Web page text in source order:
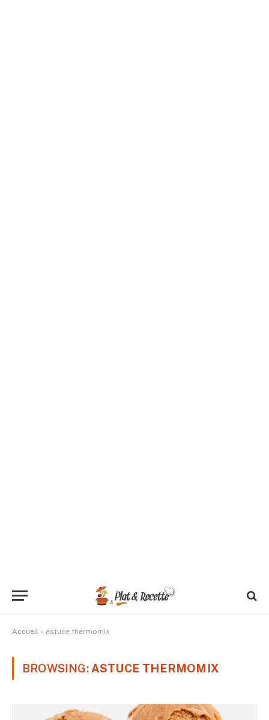
Accueil » astuce thermomix
BROWSING: ASTUCE THERMOMIX